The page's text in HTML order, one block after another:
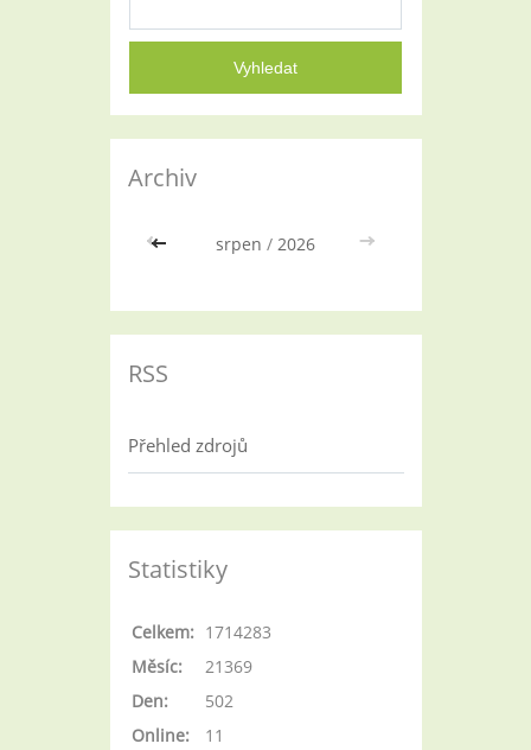
Archiv
<< srpen / 2026 >>
RSS
Přehled zdrojů
Statistiky
Online: 11
Celkem: 1714283
Měsíc:
21369
Den:
502